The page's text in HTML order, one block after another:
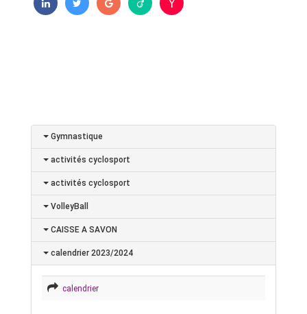
Gymnastique
activités cyclosport
activités cyclosport
VolleyBall
CAISSE A SAVON
calendrier 2023/2024
calendrier